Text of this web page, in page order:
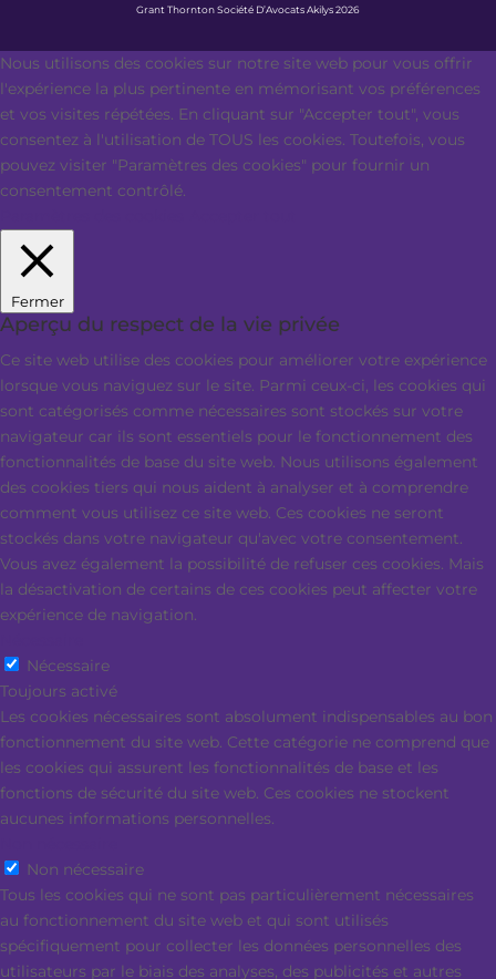
Grant Thornton Société D’Avocats Akilys 2026
Nous utilisons des cookies sur notre site web pour vous offrir
l'expérience la plus pertinente en mémorisant vos préférences
et vos visites répétées. En cliquant sur "Accepter tout", vous
consentez à l'utilisation de TOUS les cookies. Toutefois, vous
pouvez visiter "Paramètres des cookies" pour fournir un
consentement contrôlé.
Fermer
Aperçu du respect de la vie privée
Ce site web utilise des cookies pour améliorer votre expérience
lorsque vous naviguez sur le site. Parmi ceux-ci, les cookies qui
sont catégorisés comme nécessaires sont stockés sur votre
navigateur car ils sont essentiels pour le fonctionnement des
fonctionnalités de base du site web. Nous utilisons également
des cookies tiers qui nous aident à analyser et à comprendre
comment vous utilisez ce site web. Ces cookies ne seront
stockés dans votre navigateur qu'avec votre consentement.
Vous avez également la possibilité de refuser ces cookies. Mais
la désactivation de certains de ces cookies peut affecter votre
expérience de navigation.
Nécessaire
Toujours activé
Les cookies nécessaires sont absolument indispensables au bon
fonctionnement du site web. Cette catégorie ne comprend que
les cookies qui assurent les fonctionnalités de base et les
fonctions de sécurité du site web. Ces cookies ne stockent
aucunes informations personnelles.
Non nécessaire
Tous les cookies qui ne sont pas particulièrement nécessaires
au fonctionnement du site web et qui sont utilisés
spécifiquement pour collecter les données personnelles des
utilisateurs par le biais des analyses, des publicités et autres